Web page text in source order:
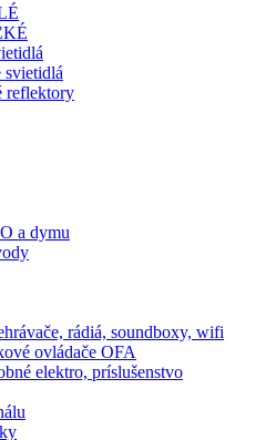
reflektory
a dymu
rádiá, soundboxy, wifi
ovládače OFA
elektro, príslušenstvo